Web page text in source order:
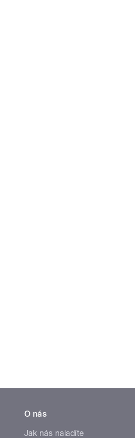
O nás
Jak nás naladíte